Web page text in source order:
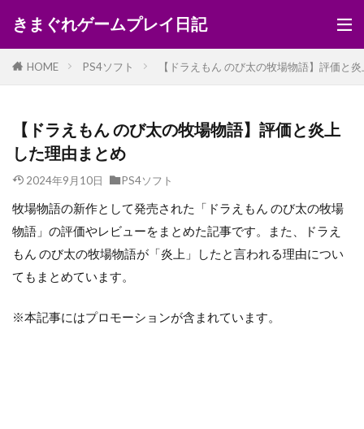
きまぐれゲームプレイ日記
HOME PS4ソフト 【ドラえもん のび太の牧場物語】評価と
【ドラえもん のび太の牧場物語】評価と炎上
した理由まとめ
2024年9月10日 PS4ソフト
牧場物語の新作として発売された「ドラえもん のび太の牧場
物語」の評価やレビューをまとめた記事です。また、ドラえ
もん のび太の牧場物語が「炎上」したと言われる理由につい
てもまとめています。
※本記事にはプロモーションが含まれています。